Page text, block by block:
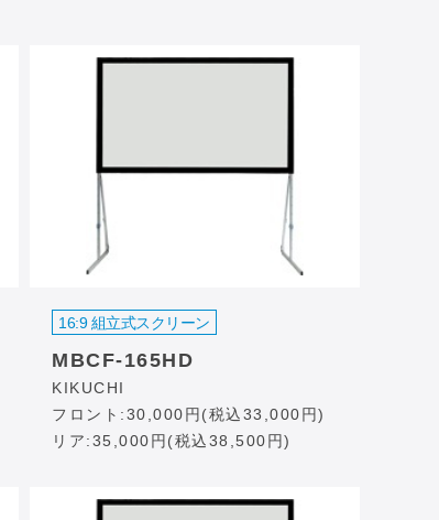
16:9 組立式スクリーン
MBCF-165HD
KIKUCHI
フロント:30,000円(税込33,000円)
リア:35,000円(税込38,500円)